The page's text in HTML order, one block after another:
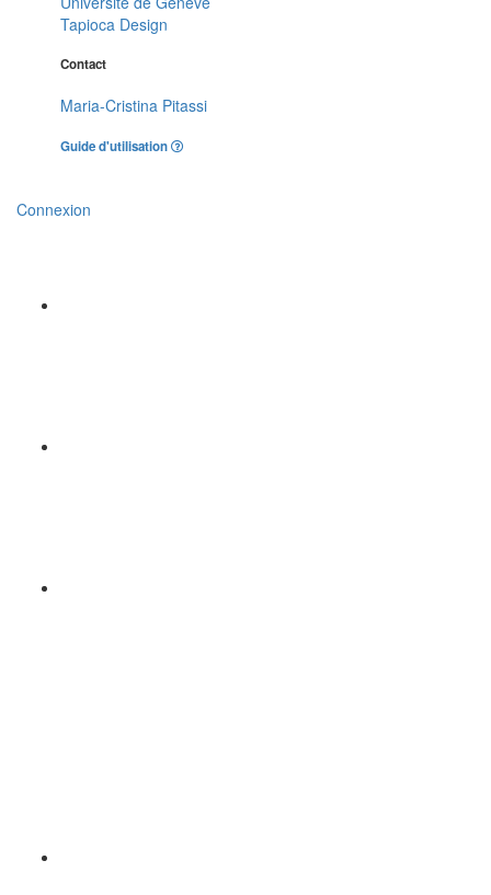
Tapioca Design
Contact
Maria-Cristina Pitassi
Guide d'utilisation
Connexion